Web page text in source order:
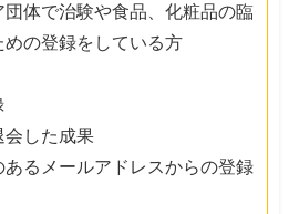
団体で治験や食品、化粧品の臨
めの登録をしている方
会した成果
あるメールアドレスからの登録